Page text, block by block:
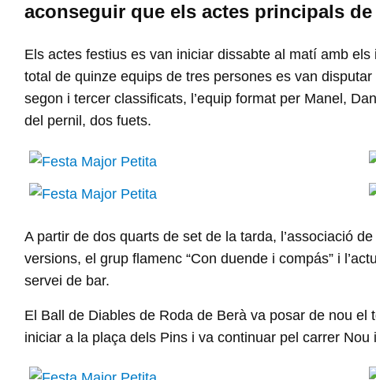
aconseguir que els actes principals
Els actes festius es van iniciar dissabte al matí amb
total de quinze equips de tres persones es van
segon i tercer classificats, l’equip format per Manel,
del pernil, dos fuets.
A partir de dos quarts de set de la tarda, l’associació
versions, el grup flamenc “Con duende i compás” i
servei de bar.
El Ball de Diables de Roda de Berà va posar de nou
iniciar a la plaça dels Pins i va continuar pel carrer